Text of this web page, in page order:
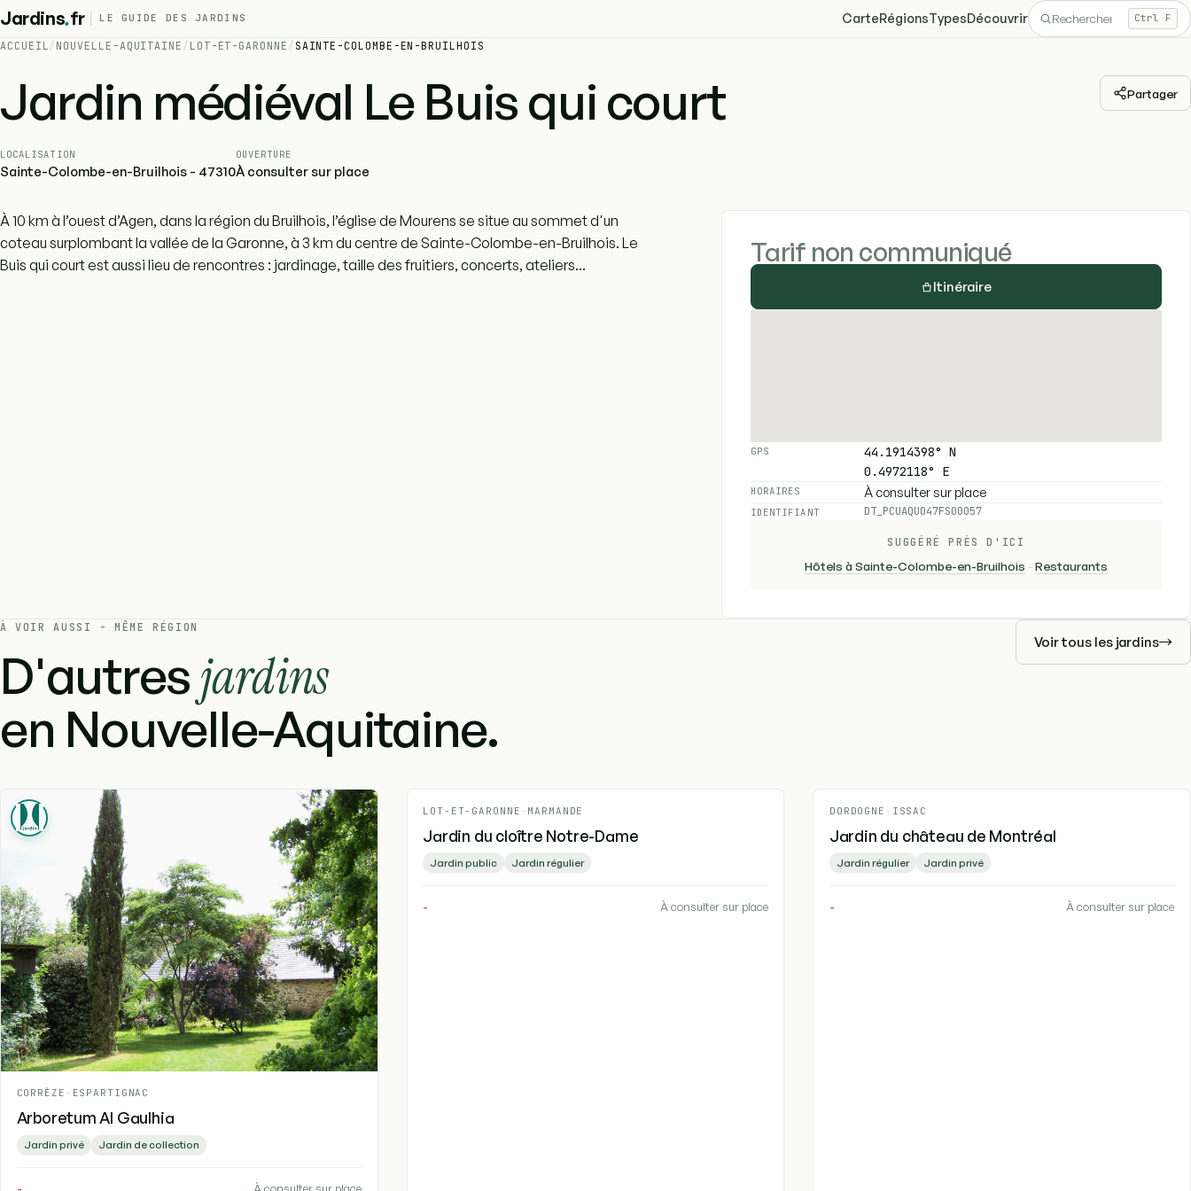
Jardins.fr LE GUIDE DES JARDINS CarteRégionsTypesDécouvrir Ctrl F
ACCUEIL / NOUVELLE-AQUITAINE / LOT-ET-GARONNE / SAINTE-COLOMBE-EN-BRUILHOIS
Jardin médiéval Le Buis qui court Partager
LOCALISATION
Sainte-Colombe-en-Bruilhois - 47310
OUVERTURE
À consulter sur place
À 10 km à l’ouest d’Agen, dans la région du Bruilhois, l’église de Mourens se situe au sommet d'un
coteau surplombant la vallée de la Garonne, à 3 km du centre de Sainte-Colombe-en-Bruilhois. Le
Buis qui court est aussi lieu de rencontres : jardinage, taille des fruitiers, concerts, ateliers...
Tarif non communiqué
Itinéraire
GPS
44.1914398° N
0.4972118° E
HORAIRES À consulter sur place
IDENTIFIANT DT_PCUAQU047FS00057
SUGGÉRÉ PRÈS D'ICI
Hôtels à Sainte-Colombe-en-Bruilhois -Restaurants
À VOIR AUSSI - MÊME RÉGION
D'autresjardins
en Nouvelle-Aquitaine.
Voir tous les jardins
CORRÈZE - ESPARTIGNAC
Arboretum Al Gaulhia
Jardin privé Jardin de collection
LOT-ET-GARONNE - MARMANDE
Jardin du cloître Notre-Dame
Jardin public Jardin régulier
- À consulter sur place
DORDOGNE - ISSAC
Jardin du château de Montréal
Jardin régulier Jardin privé
- À consulter sur place